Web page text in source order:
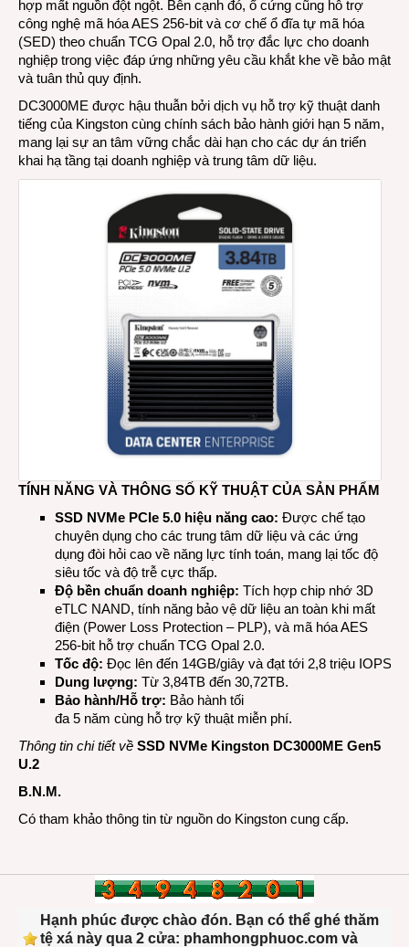
hợp mất nguồn đột ngột. Bên cạnh đó, ổ cứng cũng hỗ trợ
công nghệ mã hóa AES 256-bit và cơ chế ổ đĩa tự mã hóa
(SED) theo chuẩn TCG Opal 2.0, hỗ trợ đắc lực cho doanh
nghiệp trong việc đáp ứng những yêu cầu khắt khe về bảo mật
và tuân thủ quy định.
DC3000ME được hậu thuẫn bởi dịch vụ hỗ trợ kỹ thuật danh
tiếng của Kingston cùng chính sách bảo hành giới hạn 5 năm,
mang lại sự an tâm vững chắc dài hạn cho các dự án triển
khai hạ tầng tại doanh nghiệp và trung tâm dữ liệu.
TÍNH NĂNG VÀ THÔNG SỐ KỸ THUẬT CỦA SẢN PHẨM
SSD NVMe PCIe 5.0 hiệu năng cao: Được chế tạo
chuyên dụng cho các trung tâm dữ liệu và các ứng
dụng đòi hỏi cao về năng lực tính toán, mang lại tốc độ
siêu tốc và độ trễ cực thấp.
Độ bền chuẩn doanh nghiệp: Tích hợp chip nhớ 3D
eTLC NAND, tính năng bảo vệ dữ liệu an toàn khi mất
điện (Power Loss Protection – PLP), và mã hóa AES
256-bit hỗ trợ chuẩn TCG Opal 2.0.
Tốc độ: Đọc lên đến 14GB/giây và đạt tới 2,8 triệu IOPS.
Dung lượng: Từ 3,84TB đến 30,72TB.
Bảo hành/Hỗ trợ: Bảo hành tối
đa 5 năm cùng hỗ trợ kỹ thuật miễn phí.
Thông tin chi tiết về SSD NVMe Kingston DC3000ME Gen5
U.2
B.N.M.
Có tham khảo thông tin từ nguồn do Kingston cung cấp.
Hạnh phúc được chào đón. Bạn có thể ghé thăm
tệ xá này qua 2 cửa: phamhongphuoc.com và